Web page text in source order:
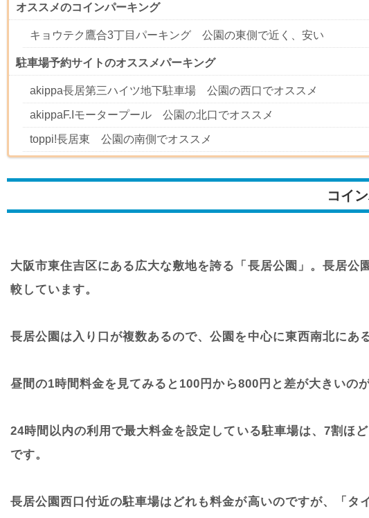
オススメのコインパーキング
キョウテク鷹合3丁目パーキング 公園の東側で近く、安い
駐車場予約サイトのオススメパーキング
akippa長居第三ハイツ地下駐車場 公園の西口でオススメ
akippaF.Iモータープール 公園の北口でオススメ
toppi!長居東 公園の南側でオススメ
コイ
大阪市東住吉区にある広大な敷地を誇る「長居公園」。長居
較しています。
長居公園は入り口が複数あるので、公園を中心に東西南北にあ
昼間の1時間料金を見てみると100円から800円と差が大きいの
24時間以内の利用で最大料金を設定している駐車場は、7割ほ
です。
長居公園西口付近の駐車場はどれも料金が高いのですが、「